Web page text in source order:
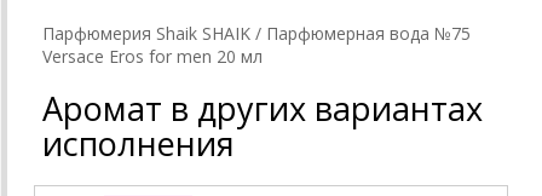
Парфюмерия Shaik SHAIK / Парфюмерная вода №75
Versace Eros for men 20 мл
Аромат в других вариантах
исполнения